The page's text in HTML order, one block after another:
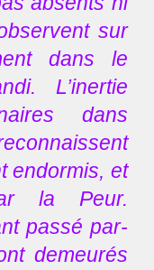
sur
dans le
L’inertie
dans
endormis, et
la Peur.
passé par-
demeurés